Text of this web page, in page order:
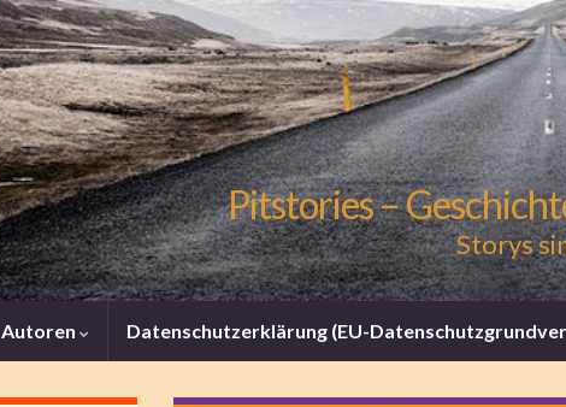
Pitstories –
Storys
Autoren Datenschutzerklärung (EU-